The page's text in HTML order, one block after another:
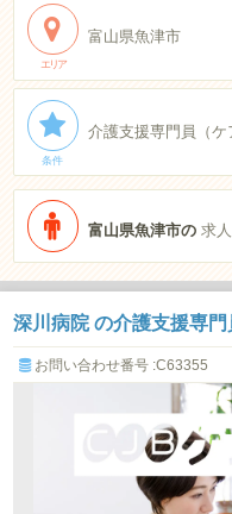
エリア
富山県魚津市
条件
介護支援専門員（
富山県魚津市の求
深川病院 の介護支援専
お問い合わせ番号 :C63355